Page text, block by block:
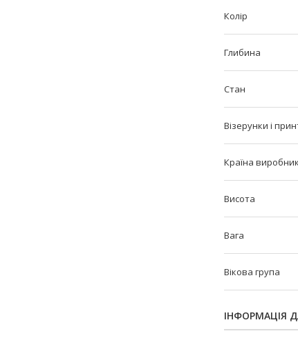
Колір
Глибина
Стан
Візерунки і
Країна виробник
Висота
Вага
Вікова група
ІНФОРМАЦІЯ